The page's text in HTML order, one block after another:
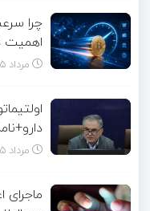
چرا
اهمیت
مرداد ۱۵, ۱۴۰۵
مرداد ۱۵, ۱۴۰۵